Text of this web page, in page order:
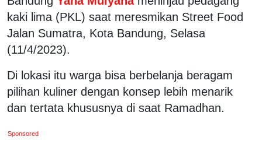
kaki lima (PKL) saat meresmikan Street Food
Jalan Sumatra, Kota Bandung, Selasa
(11/4/2023).
Di lokasi itu warga bisa berbelanja beragam
pilihan kuliner dengan konsep lebih menarik
dan tertata khususnya di saat Ramadhan.
Sponsored